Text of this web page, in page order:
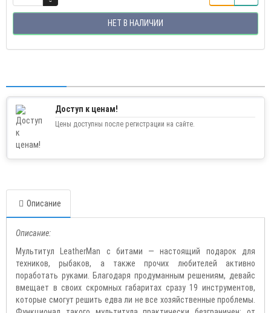
НЕТ В НАЛИЧИИ
Доступ к ценам!
Цены доступны после регистрации на сайте.
Описание
Описание:
Мультитул LeatherMan с битами — настоящий подарок для
техников, рыбаков, а также прочих любителей активно
поработать руками. Благодаря продуманным решениям, девайс
вмещает в своих скромных габаритах сразу 19 инструментов,
которые смогут решить едва ли не все хозяйственные проблемы.